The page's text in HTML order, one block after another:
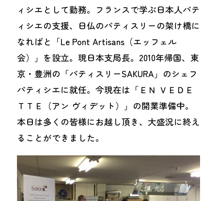
ィシエとして勤務。フランスで学ぶ日本人パテ
ィシエの支援、日仏のパティスリーの架け橋に
なればと「Le Pont Artisans（エッフェル
会）」を設立。現日本支局長。2010年帰国、東
京・豊洲の「パティスリーSAKURA」のシェフ
パティシエに就任。今現在は「ＥＮ ＶＥＤＥ
ＴＴＥ（アン ヴィデット）」の開業準備中。
本日は多くの皆様にお越し頂き、大盛況に終え
ることができました。